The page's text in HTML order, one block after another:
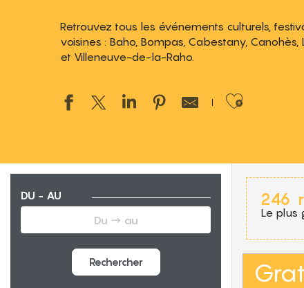
Retrouvez tous les événements culturels,
voisines : Baho, Bompas, Cabestany,
et Villeneuve-de-la-Raho.
DU - AU
Rechercher
246
Le plus